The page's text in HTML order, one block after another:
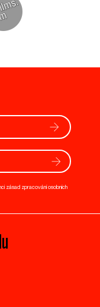
zásad zpracování osobních